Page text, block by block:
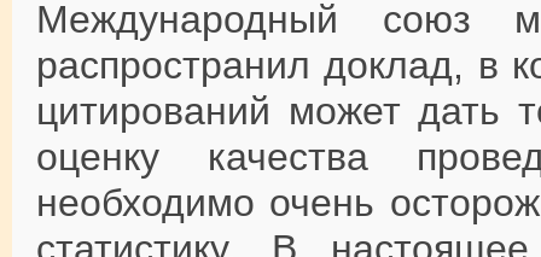
Международный союз
распространил доклад, в
цитирований может дать
оценку качества
необходимо очень